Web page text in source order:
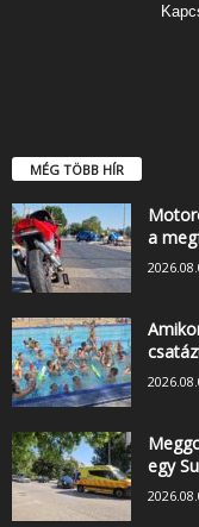
MÉG TÖBB HÍR
a
egy